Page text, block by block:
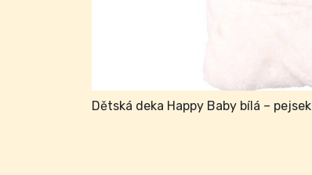
Dětská deka Happy Baby bílá – pejsek